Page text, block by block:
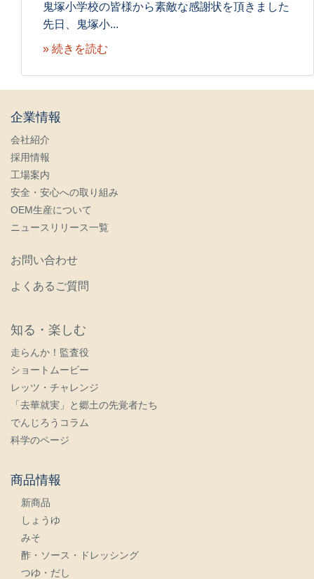
鬼塚小学校の皆様から素敵な感謝状を頂きました
先日、鬼塚小...
» 続きを読む
企業情報
会社紹介
採用情報
工場案内
安全・安心への取り組み
OEM生産について
ニュースリリース一覧
お問い合わせ
よくあるご質問
知る・楽しむ
走らんか！監査役
ショートムービー
レッツ・チャレンジ
「去華就実」と郷土の先覚者たち
でんじろうコラム
科学のページ
商品情報
新商品
しょうゆ
みそ
酢・ソース・ドレッシング
つゆ・だし